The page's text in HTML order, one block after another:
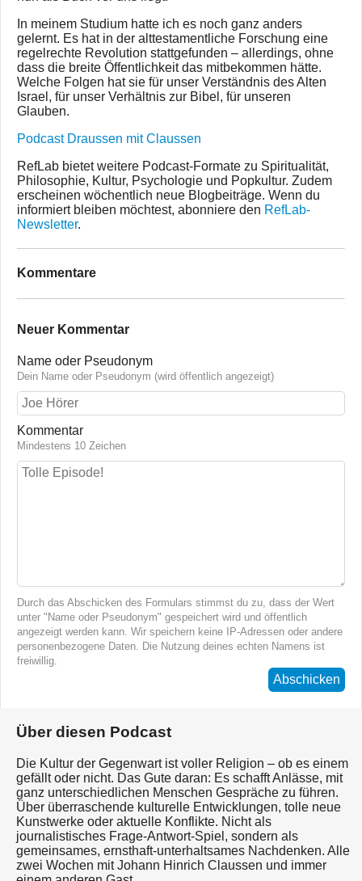
In meinem Studium hatte ich es noch ganz anders
gelernt. Es hat in der alttestamentliche Forschung eine
regelrechte Revolution stattgefunden – allerdings, ohne
dass die breite Öffentlichkeit das mitbekommen hätte.
Welche Folgen hat sie für unser Verständnis des Alten
Israel, für unser Verhältnis zur Bibel, für unseren
Glauben.
Podcast Draussen mit Claussen
RefLab bietet weitere Podcast-Formate zu Spiritualität,
Philosophie, Kultur, Psychologie und Popkultur. Zudem
erscheinen wöchentlich neue Blogbeiträge. Wenn du
informiert bleiben möchtest, abonniere den RefLab-
Newsletter.
Kommentare
Neuer Kommentar
Name oder Pseudonym
Dein Name oder Pseudonym (wird öffentlich angezeigt)
Kommentar
Mindestens 10 Zeichen
Durch das Abschicken des Formulars stimmst du zu, dass der Wert
unter "Name oder Pseudonym" gespeichert wird und öffentlich
angezeigt werden kann. Wir speichern keine IP-Adressen oder andere
personenbezogene Daten. Die Nutzung deines echten Namens ist
freiwillig.
Abschicken
Über diesen Podcast
Die Kultur der Gegenwart ist voller Religion – ob es einem
gefällt oder nicht. Das Gute daran: Es schafft Anlässe, mit
ganz unterschiedlichen Menschen Gespräche zu führen.
Über überraschende kulturelle Entwicklungen, tolle neue
Kunstwerke oder aktuelle Konflikte. Nicht als
journalistisches Frage-Antwort-Spiel, sondern als
gemeinsames, ernsthaft-unterhaltsames Nachdenken. Alle
zwei Wochen mit Johann Hinrich Claussen und immer